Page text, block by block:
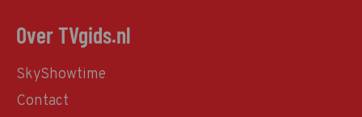
Over TVgids.nl
SkyShowtime
Contact